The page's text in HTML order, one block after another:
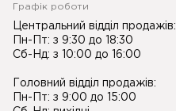
Графік роботи
Центральний відділ продажів:
Пн-Пт: з 9:30 до 18:30
Сб-Нд: з 10:00 до 16:00
Головний відділ продажів:
Пн-Пт: з 9:00 до 15:00